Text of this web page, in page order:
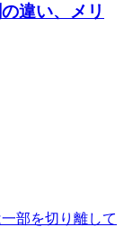
違い、メリ
部を切り離して